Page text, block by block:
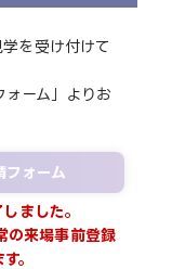
を受け付けて
ーム」よりお
ォーム
ました。
の来場事前登録
。